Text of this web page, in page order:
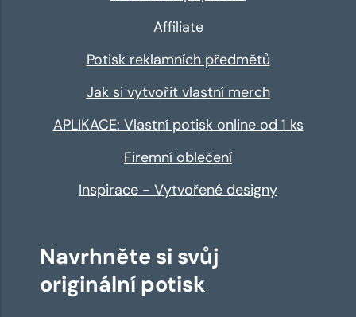
Affiliate
Potisk reklamních předmětů
Jak si vytvořit vlastní merch
APLIKACE: Vlastní potisk online od 1 ks
Firemní oblečení
Inspirace - Vytvořené designy
Navrhněte si svůj
originální potisk